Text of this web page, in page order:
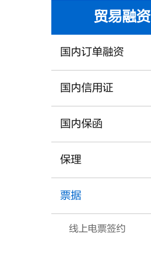
贸易融资
国内订单融资
国内信用证
国内保函
保理
票据
线上电票签约